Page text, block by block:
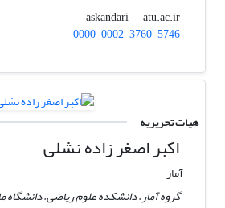
askandari
atu.ac.ir
0000-0002-3760-5746
هیات تحریریه
اکبر اصغر زاده نشلی
آمار
گروه آمار، دانشکده علوم ریاضی، دانشگاه